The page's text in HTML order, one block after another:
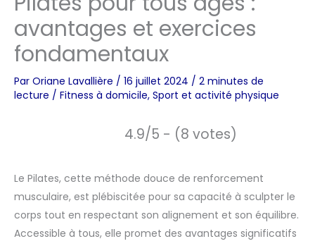
avantages et exercices
fondamentaux
Par Oriane Lavallière / 16 juillet 2024 / 2 minutes de
lecture / Fitness à domicile, Sport et activité physique
4.9/5 - (8 votes)
Le Pilates, cette méthode douce de renforcement
musculaire, est plébiscitée pour sa capacité à sculpter le
corps tout en respectant son alignement et son équilibre.
Accessible à tous, elle promet des avantages significatifs